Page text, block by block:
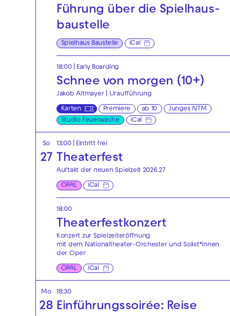
Führung über die Spielhaus­
baustelle
Spielhaus Baustelle iCal
18:00| Early Boarding
Schnee von morgen (10+)
Jakob Altmayer | Uraufführung
Karten Premiere ab 10
Junges NTM
Studio Feuerwache
iCal
So
27
13:00| Eintritt frei
Theaterfest
Auftakt der neuen Spielzeit 2026.27
OPAL iCal
18:00
Theaterfest­konzert
Konzert zur Spielzeiteröffnung
mit dem Nationaltheater-Orchester und Solist*innen
der Oper
OPAL iCal
Mo
28
18:30
Einführungssoirée: Reise